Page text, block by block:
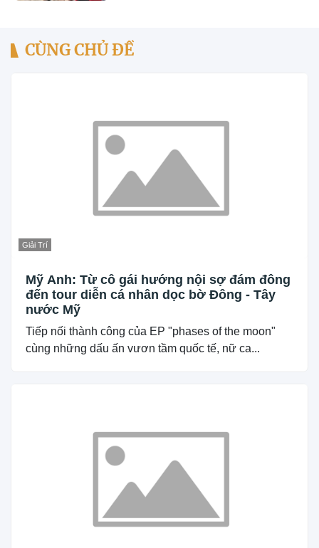
CÙNG CHỦ ĐỀ
Giải Trí
Mỹ Anh: Từ cô gái hướng nội sợ đám đông
đến tour diễn cá nhân dọc bờ Đông - Tây
nước Mỹ
Tiếp nối thành công của EP "phases of the moon"
cùng những dấu ấn vươn tầm quốc tế, nữ ca...